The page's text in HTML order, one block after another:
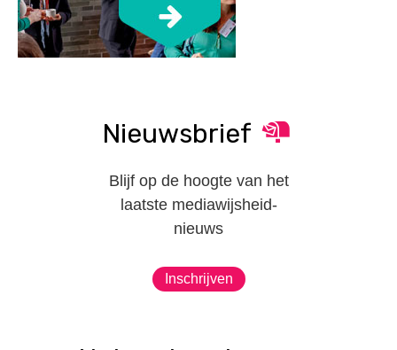
Nieuwsbrief
Blijf op de hoogte van het
laatste mediawijsheid-
nieuws
Inschrijven